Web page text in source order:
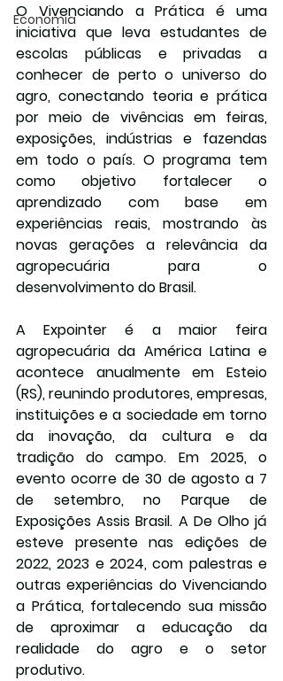
Economia
O Vivenciando a Prática é uma
iniciativa que leva estudantes de
escolas públicas e privadas a
conhecer de perto o universo do
agro, conectando teoria e prática
por meio de vivências em feiras,
exposições, indústrias e fazendas
em todo o país. O programa tem
como objetivo fortalecer o
aprendizado com base em
experiências reais, mostrando às
novas gerações a relevância da
agropecuária para o
desenvolvimento do Brasil.
A Expointer é a maior feira
agropecuária da América Latina e
acontece anualmente em Esteio
(RS), reunindo produtores, empresas,
instituições e a sociedade em torno
da inovação, da cultura e da
tradição do campo. Em 2025, o
evento ocorre de 30 de agosto a 7
de setembro, no Parque de
Exposições Assis Brasil. A De Olho já
esteve presente nas edições de
2022, 2023 e 2024, com palestras e
outras experiências do Vivenciando
a Prática, fortalecendo sua missão
de aproximar a educação da
realidade do agro e o setor
produtivo.